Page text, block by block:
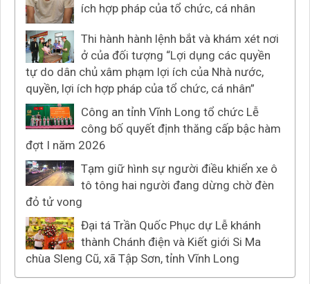
ích hợp pháp của tổ chức, cá nhân
Thi hành hành lệnh bắt và khám xét nơi
ở của đối tượng “Lợi dụng các quyền
tự do dân chủ xâm phạm lợi ích của Nhà nước,
quyền, lợi ích hợp pháp của tổ chức, cá nhân”
Công an tỉnh Vĩnh Long tổ chức Lễ
công bố quyết định thăng cấp bậc hàm
đợt I năm 2026
Tạm giữ hình sự người điều khiển xe ô
tô tông hai người đang dừng chờ đèn
đỏ tử vong
Đại tá Trần Quốc Phục dự Lễ khánh
thành Chánh điện và Kiết giới Si Ma
chùa Sleng Cũ, xã Tập Sơn, tỉnh Vĩnh Long